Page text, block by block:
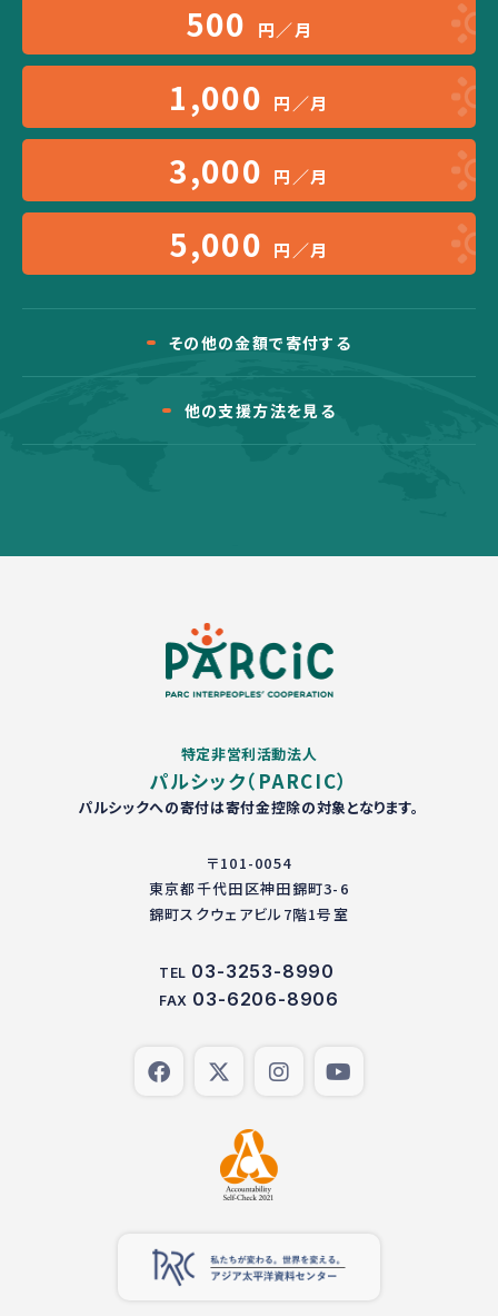
500 円／月
1,000 円／月
3,000 円／月
5,000 円／月
その他の金額で寄付する
他の支援方法を見る
特定非営利活動法人
パルシック（PARCIC）
パルシックへの寄付は寄付金控除の対象となります。
〒101-0054
東京都千代田区神田錦町3-6
錦町スクウェアビル7階1号室
TEL 03-3253-8990
FAX 03-6206-8906